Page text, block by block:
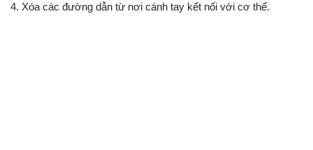
4. Xóa các đường dẫn từ nơi cánh tay kết nối với cơ thể.